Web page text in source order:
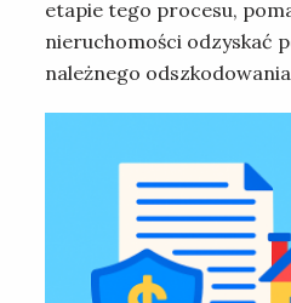
etapie tego procesu,
nieruchomości odzyskać
należnego